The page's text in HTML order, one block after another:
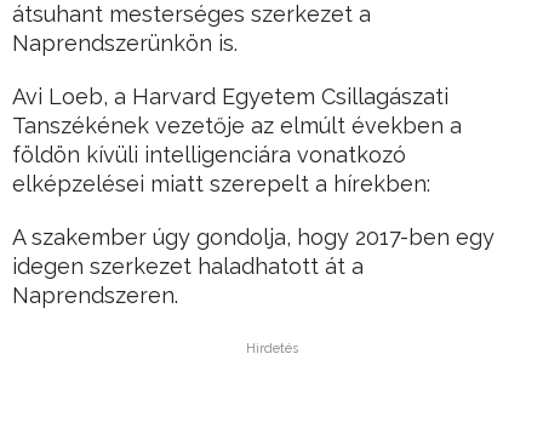
átsuhant mesterséges szerkezet a
Naprendszerünkön is.
Avi Loeb, a Harvard Egyetem Csillagászati
Tanszékének vezetője az elmúlt években a
földön kívüli intelligenciára vonatkozó
elképzelései miatt szerepelt a hírekben:
A szakember úgy gondolja, hogy 2017-ben egy
idegen szerkezet haladhatott át a
Naprendszeren.
Hirdetés